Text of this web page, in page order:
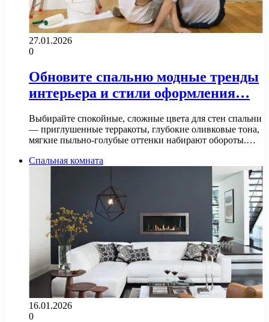
27.01.2026
0
Обновите спальню модные тренды
интерьера и стили оформления…
Выбирайте спокойные, сложные цвета для стен спальни
— приглушенные терракоты, глубокие оливковые тона,
мягкие пыльно-голубые оттенки набирают обороты.…
Спальная комната
16.01.2026
0